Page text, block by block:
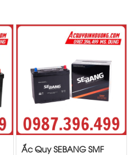
Ắc Quy SEBANG SMF